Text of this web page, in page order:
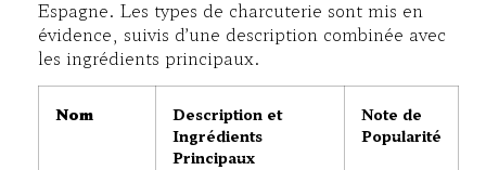
Espagne. Les types de charcuterie sont mis en
évidence, suivis d’une description combinée avec
les ingrédients principaux.
Nom
Description et
Ingrédients
Principaux
Note de
Popularité